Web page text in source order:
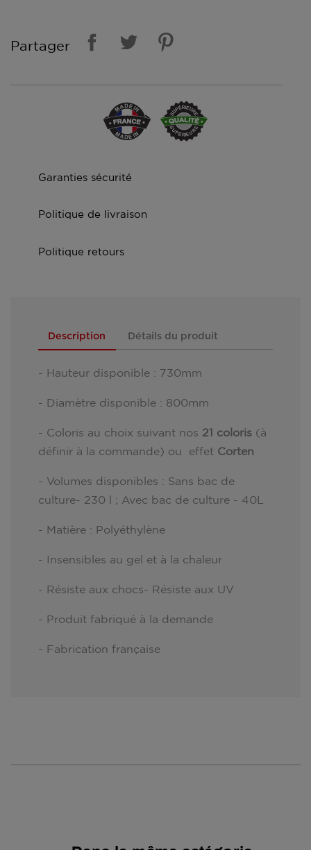
Partager
Garanties sécurité
Politique de livraison
Politique retours
Description Détails du produit
- Hauteur disponible : 730mm
- Diamètre disponible : 800mm
- Coloris au choix suivant nos 21 coloris (à
définir à la commande) ou effet Corten
- Volumes disponibles : Sans bac de
culture- 230 l ; Avec bac de culture - 40L
- Matière : Polyéthylène
- Insensibles au gel et à la chaleur
- Résiste aux chocs- Résiste aux UV
- Produit fabriqué à la demande
- Fabrication française